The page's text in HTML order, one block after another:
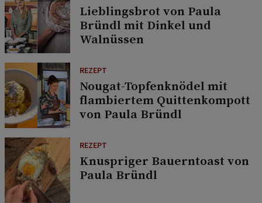
Lieblingsbrot von Paula
Bründl mit Dinkel und
Walnüssen
REZEPT
Nougat-Topfenknödel mit
flambiertem Quittenkompott
von Paula Bründl
REZEPT
Knuspriger Bauerntoast von
Paula Bründl